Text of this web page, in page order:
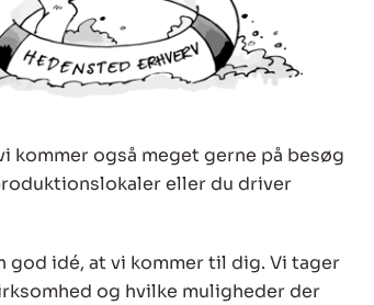
kommer også meget gerne på besøg
eller du driver
idé, at vi kommer til dig. Vi tager
og hvilke muligheder der